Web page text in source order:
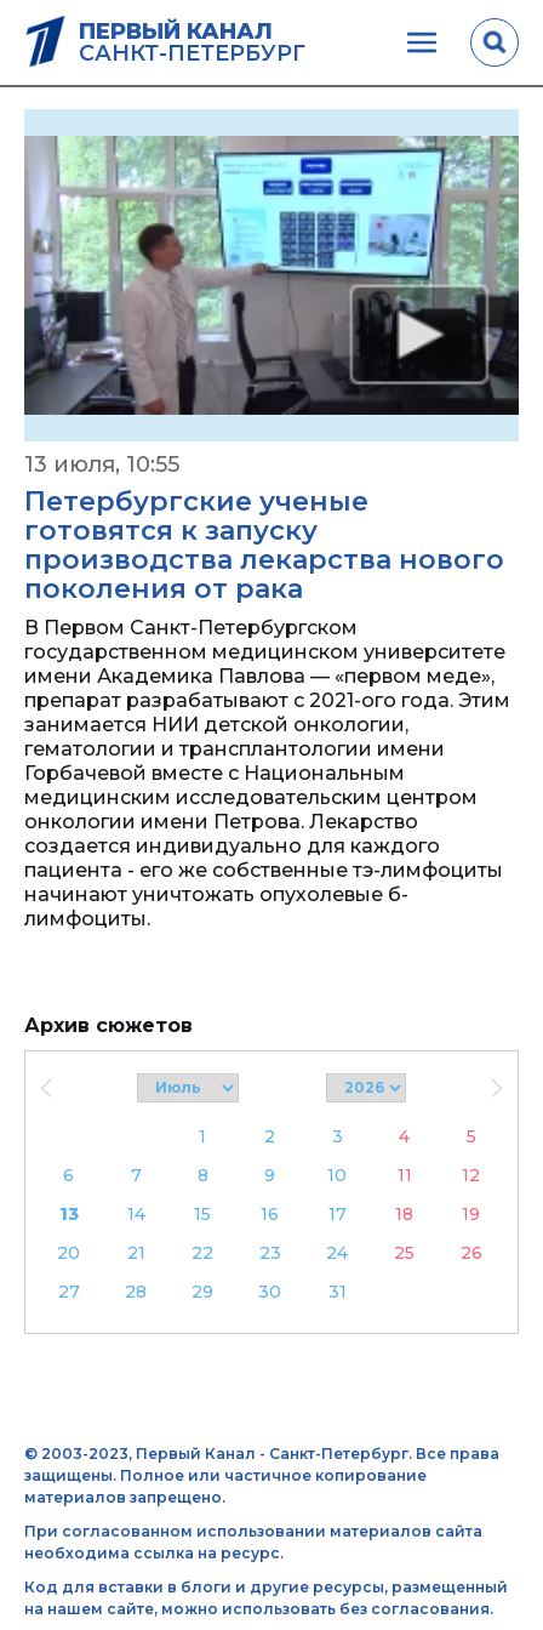
ПЕРВЫЙ КАНАЛ
САНКТ-ПЕТЕРБУРГ
13 июля, 10:55
Петербургские ученые
готовятся к запуску
производства лекарства нового
поколения от рака
В Первом Санкт-Петербургском
государственном медицинском университете
имени Академика Павлова — «первом меде»,
препарат разрабатывают с 2021-ого года. Этим
занимается НИИ детской онкологии,
гематологии и трансплантологии имени
Горбачевой вместе с Национальным
медицинским исследовательским центром
онкологии имени Петрова. Лекарство
создается индивидуально для каждого
пациента - его же собственные тэ-лимфоциты
начинают уничтожать опухолевые б-
лимфоциты.
Архив сюжетов
1 2 3 4
5
6
7 8 9 10 11
12
13
14 15 16 17 18
19
20
21 22 23 24 25
26
27
28 29 30 31
© 2003-2023, Первый Канал - Санкт-Петербург. Все права
защищены. Полное или частичное копирование
материалов запрещено.
При согласованном использовании материалов сайта
необходима ссылка на ресурс.
Код для вставки в блоги и другие ресурсы, размещенный
на нашем сайте, можно использовать без согласования.